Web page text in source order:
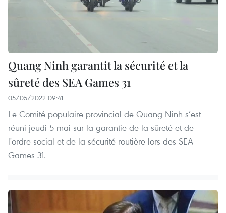
Quang Ninh garantit la sécurité et la
sûreté des SEA Games 31
05/05/2022 09:41
Le Comité populaire provincial de Quang Ninh s’est
réuni jeudi 5 mai sur la garantie de la sûreté et de
l'ordre social et de la sécurité routière lors des SEA
Games 31.